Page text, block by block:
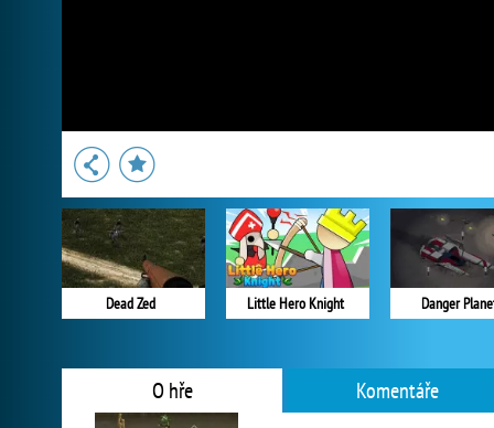
Dead Zed Little Hero Knight Danger
O hře Komentáře